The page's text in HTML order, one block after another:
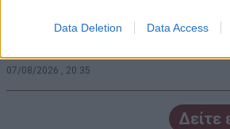
Data Deletion Data Access
σχολείο – Σκότωσε 5
07/08/2026 , 20:35
Δείτε